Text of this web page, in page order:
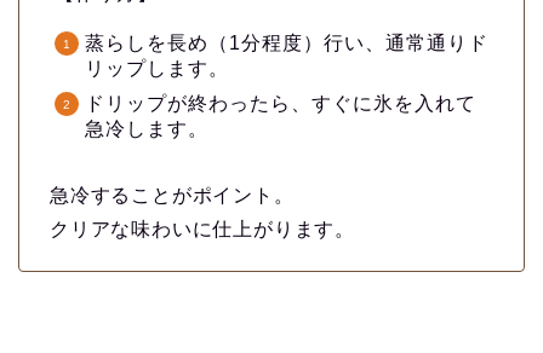
蒸らしを長め（1分程度）行い、通常通りド
リップします。
ドリップが終わったら、すぐに氷を入れて
急冷します。
急冷することがポイント。
クリアな味わいに仕上がります。